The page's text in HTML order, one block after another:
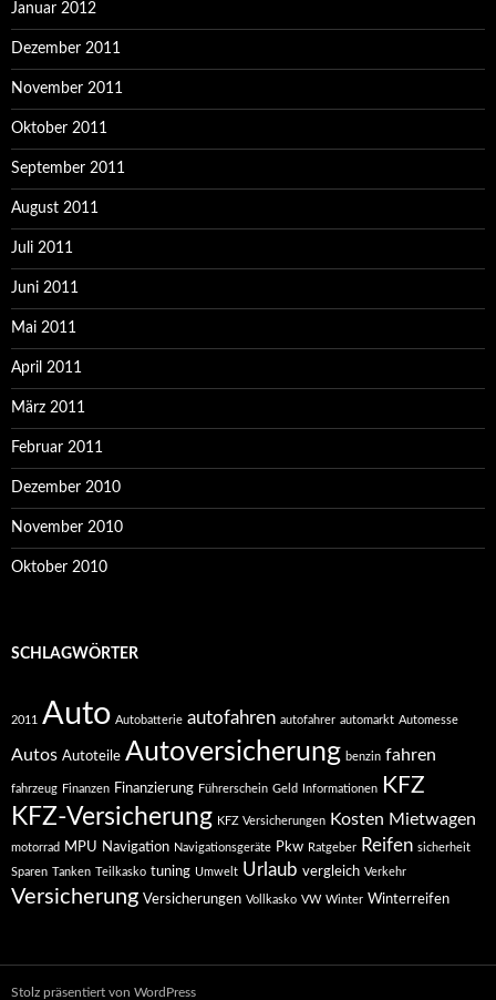
Januar 2012
Dezember 2011
November 2011
Oktober 2011
September 2011
August 2011
Juli 2011
Juni 2011
Mai 2011
April 2011
März 2011
Februar 2011
Dezember 2010
November 2010
Oktober 2010
SCHLAGWÖRTER
2011 Auto Autobatterie autofahren autofahrer automarkt Automesse
Autos Autoteile Autoversicherung benzin fahren
fahrzeug Finanzen Finanzierung Führerschein Geld Informationen KFZ
KFZ-Versicherung KFZ Versicherungen Kosten Mietwagen
motorrad MPU Navigation Navigationsgeräte Pkw Ratgeber Reifen sicherheit
Sparen Tanken Teilkasko tuning Umwelt Urlaub vergleich Verkehr
Versicherung Versicherungen Vollkasko VW Winter Winterreifen
Stolz präsentiert von WordPress